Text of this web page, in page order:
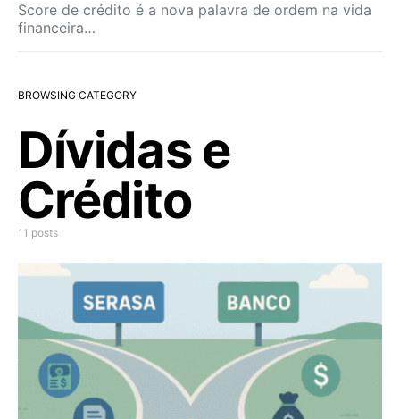
Score de crédito é a nova palavra de ordem na vida
financeira…
BROWSING CATEGORY
Dívidas e
Crédito
11 posts